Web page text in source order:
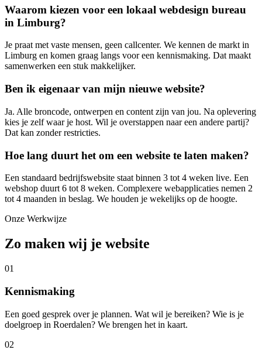
Waarom kiezen voor een lokaal webdesign bureau
in Limburg?
Je praat met vaste mensen, geen callcenter. We kennen de markt in
Limburg en komen graag langs voor een kennismaking. Dat maakt
samenwerken een stuk makkelijker.
Ben ik eigenaar van mijn nieuwe website?
Ja. Alle broncode, ontwerpen en content zijn van jou. Na oplevering
kies je zelf waar je host. Wil je overstappen naar een andere partij?
Dat kan zonder restricties.
Hoe lang duurt het om een website te laten maken?
Een standaard bedrijfswebsite staat binnen 3 tot 4 weken live. Een
webshop duurt 6 tot 8 weken. Complexere webapplicaties nemen 2
tot 4 maanden in beslag. We houden je wekelijks op de hoogte.
Onze Werkwijze
Zo maken wij je website
01
Kennismaking
Een goed gesprek over je plannen. Wat wil je bereiken? Wie is je
doelgroep in Roerdalen? We brengen het in kaart.
02